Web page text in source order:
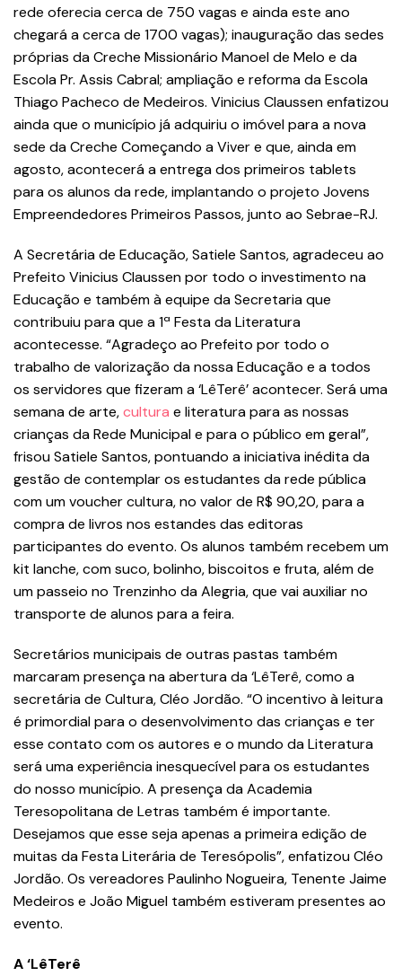
rede oferecia cerca de 750 vagas e ainda este ano
chegará a cerca de 1700 vagas); inauguração das sedes
próprias da Creche Missionário Manoel de Melo e da
Escola Pr. Assis Cabral; ampliação e reforma da Escola
Thiago Pacheco de Medeiros. Vinicius Claussen enfatizou
ainda que o município já adquiriu o imóvel para a nova
sede da Creche Começando a Viver e que, ainda em
agosto, acontecerá a entrega dos primeiros tablets
para os alunos da rede, implantando o projeto Jovens
Empreendedores Primeiros Passos, junto ao Sebrae-RJ.
A Secretária de Educação, Satiele Santos, agradeceu ao
Prefeito Vinicius Claussen por todo o investimento na
Educação e também à equipe da Secretaria que
contribuiu para que a 1ª Festa da Literatura
acontecesse. “Agradeço ao Prefeito por todo o
trabalho de valorização da nossa Educação e a todos
os servidores que fizeram a ‘LêTerê’ acontecer. Será uma
semana de arte,cultura e literatura para as nossas
crianças da Rede Municipal e para o público em geral”,
frisou Satiele Santos, pontuando a iniciativa inédita da
gestão de contemplar os estudantes da rede pública
com um voucher cultura, no valor de R$ 90,20, para a
compra de livros nos estandes das editoras
participantes do evento. Os alunos também recebem um
kit lanche, com suco, bolinho, biscoitos e fruta, além de
um passeio no Trenzinho da Alegria, que vai auxiliar no
transporte de alunos para a feira.
Secretários municipais de outras pastas também
marcaram presença na abertura da ‘LêTerê, como a
secretária de Cultura, Cléo Jordão. “O incentivo à leitura
é primordial para o desenvolvimento das crianças e ter
esse contato com os autores e o mundo da Literatura
será uma experiência inesquecível para os estudantes
do nosso município. A presença da Academia
Teresopolitana de Letras também é importante.
Desejamos que esse seja apenas a primeira edição de
muitas da Festa Literária de Teresópolis”, enfatizou Cléo
Jordão. Os vereadores Paulinho Nogueira, Tenente Jaime
Medeiros e João Miguel também estiveram presentes ao
evento.
A ‘LêTerê